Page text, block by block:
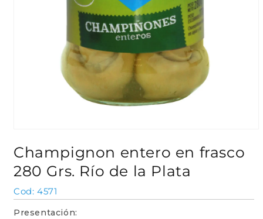
multimedia
1
en
una
modal
Champignon entero en frasco
280 Grs. Río de la Plata
SKU:
4571
Presentación: